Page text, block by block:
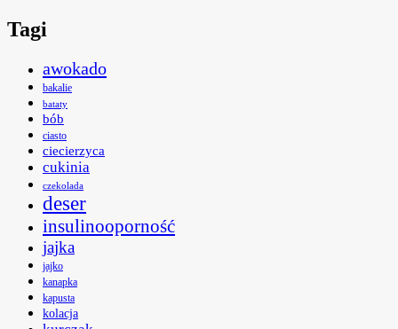
Tagi
awokado
bakalie
bataty
bób
ciasto
ciecierzyca
cukinia
czekolada
deser
insulinooporność
jajka
jajko
kanapka
kapusta
kolacja